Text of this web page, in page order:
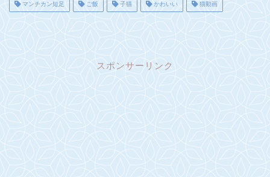
マンチカン短足 ご飯 子猫 かわいい 猫動画
スポンサーリンク